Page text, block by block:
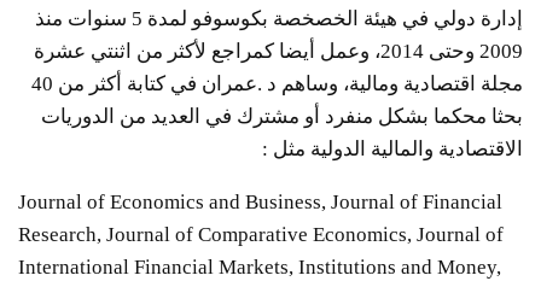
إدارة دولي في هيئة الخصخصة بكوسوفو لمدة 5 سنوات منذ
2009 وحتى 2014، وعمل أيضا كمراجع لأكثر من اثنتي عشرة
مجلة اقتصادية ومالية، وساهم د .عمران في كتابة أكثر من 40
بحثا محكما بشكل منفرد أو مشترك في العديد من الدوريات
الاقتصادية والمالية الدولية مثل :
Journal of Economics and Business, Journal of Financial
Research, Journal of Comparative Economics, Journal of
International Financial Markets, Institutions and Money,